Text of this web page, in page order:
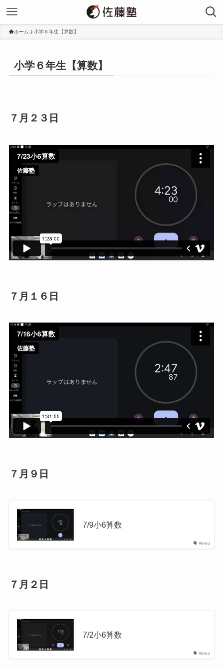
ホーム 小学６年生【算数】
小学６年生【算数】
７月２３日
７月１６日
７月９日
Vimeo
7/9小6算数
７月２日
Vimeo
7/2小6算数